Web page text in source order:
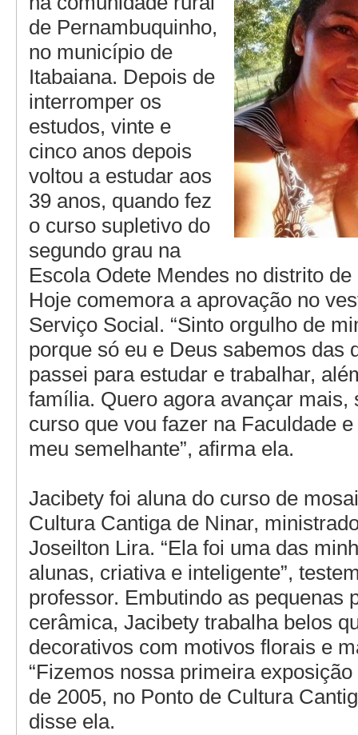
de Pernambuquinho,
no município de
Itabaiana. Depois de
interromper os
estudos, vinte e
cinco anos depois
voltou a estudar aos
39 anos, quando fez
o curso supletivo do
segundo grau na
Escola Odete Mendes no distrito
Hoje comemora a aprovação no
Serviço Social. “Sinto orgulho de
porque só eu e Deus sabemos das
passei para estudar e trabalhar,
família. Quero agora avançar mais,
curso que vou fazer na Faculdade
meu semelhante”, afirma ela.
Jacibety foi aluna do curso de
Cultura Cantiga de Ninar,
Joseilton Lira. “Ela foi uma das
alunas, criativa e inteligente”,
professor. Embutindo as pequenas
cerâmica, Jacibety trabalha belos
decorativos com motivos florais e
“Fizemos nossa primeira
de 2005, no Ponto de Cultura
disse ela.